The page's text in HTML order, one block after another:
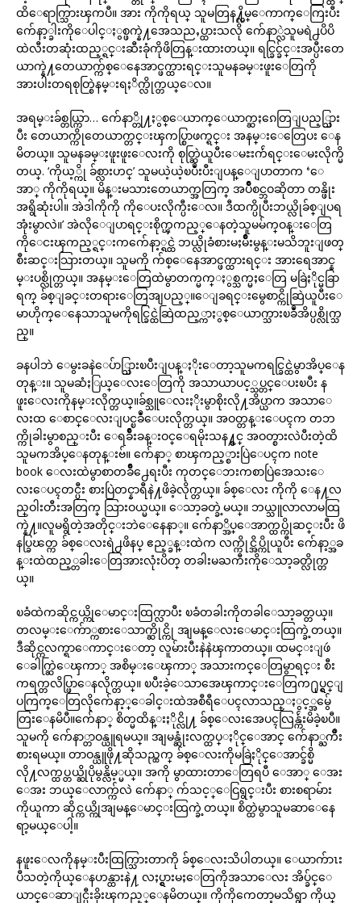
ထိေရာက္သြားၾကပီ။ အား ကိုကိုရယ္ သူမတြန႔္လိမ္ေကာက္ေကြးပီး
က်ေနာ့္ခါးကိုေပါင္ႏွစ္ဖက္နဲ႔အေသညႇပ္ထားသလို က်ေနာ္လဲသူမရဲ႕ပိပိ
ထဲလီးတဆုံးထည့္ရင္းဆီးခုံကိုဖိတြန္းထားတယ္။ ရင္ခြင္ခ်င္းအပ္ပီးတေ
ယာက္နဲ႔တေယာက္က်စ္ေနေအာင္ဖက္ထားရင္းသူမနခမ္းဖူးေတြကို
အားပါးတရစုတ္စြဲနမ္းရႈိက္လိုက္တယ္ေလ။
အရမ္းခ်စ္တယ္ကြာ… က်ေနာ္တို႔ႏွစ္ေယာက္ေယာက္ဆႏၵေတြျပည့္သြား
ပီး တေယာက္ကိုတေယာက္တင္းၾကပ္စြာဖက္ရင္း အနမ္းေတြေပး ေန
မိတယ္။ သူမနခမ္းဖူးဖူးေလးကို စုတ္ဆြဲယူပီးေမႊးက်ဴရင္းေမးလိုက္မိ
တယ္. ‘ကိုယ့္ကို ခ်စ္လားဟင္’ သူမယဲ့ယဲ့ၿပဳံးပီးျပန္ေျပာတာက ‘ေ
အာ္ ကိုကိုရယ္။ မိန္းမသားတေယာက္အတြက္ အပ်ိဳစင္ဘဝဆိုတာ တန္ဖိုး
အရွိဆုံးပါ။ အဲဒါကိုကို ကိုေပးလိုက္ပီးေလ။ ဒီထက္ပိုပီးဘယ္လိုခ်စ္ျပရ
အုံးမွာလဲ။’ အဲလိုေျပာရင္းစိုက္ၾကည့္ေနတဲ့သူမမ်က္ဝန္းေတြ
ကိုေငးၾကည့္ရင္းကက်ေနာ့္ရင္ထဲ ဘယ္လိုခံစားမႈမ်ိဳးမွန္းမသိဘူးျဖတ္
စီးဆင္းသြားတယ္။ သူမကို က်စ္ေနေအာင္ဖက္ထားရင္း အားရေအာင္န
မ္းပစ္လိုက္တယ္။ အနမ္းေတြထဲမွာတက္မက္ႏွစ္သက္မႈေတြ မခြဲႏိုင္မခြာ
ရက္ ခ်စ္ျခင္းတရားေတြအျပည့္။ေျခရင္းမွေစာင္ကိုဆြဲယူပီးေ
မာဟိုက္ေနေသာသူမကိုရင္ခြင္ထဲဆြဲထည့္ကာႏွစ္ေယာက္သားၿခဳံအိပ္ပစ္လိုက္သ
ည္။
ခနပါဘဲ ေမွးခနဲေပ်ာ္သြားၿပီးျပန္ႏိုးေတာ့သူမကရင္ခြင္ထဲမွာအိပ္ေန
တုန္း။ သူမဆံႏြယ္ေလးေတြကို အသာယာပင့္သပ္တင္ေပးၿပီး န
ဖူးေလးကိုနမ္းလိုက္တယ္။ခ်စ္သူေလးႏိုးမွာစိုးလို႔အိပ္ယာက အသာေ
လးထ ေစာင္ေလးျပင္ၿခဳံေပးလိုက္တယ္။ အဝတ္တန္းေပၚက တဘ
က္ကိုခါးမွာစည္းပီး ေရခ်ိဳးခန္းဝင္ေရမိုးသန႔္စင္ အဝတ္စားလဲပီးတဲ့ထိ
သူမကအိပ္ေနတုန္းဗ်။ က်ေနာ္ စာၾကည့္စားပြဲေပၚက note
book ေလးထဲမွာစာတခ်ိဳ႕ေရးပီး ကုတင္ေဘးကစာပြဲအေသးေ
လးေပၚတင္ပီး စားပြဲတင္နာရီနဲ႔ဖိခဲ့လိုက္တယ္။ ခ်စ္ေလး ကိုကို ေန႔လ
ည္ဝါးတီးအတြက္ သြားဝယ္မယ္။ ေသာ့ခတ္ခဲ့မယ္။ ဘယ္သူလာလာမထြ
က္နဲ႔။လူမရွိတဲ့အတိုင္းဘဲေနေနာ္။ က်ေနာ္အိပ္ေအာက္ထပ္ကိုဆင္းပီး ဖိ
နပ္ခြၽတ္က ခ်စ္ေလးရဲ႕ဖိနပ္ ဧည့္ခန္းထဲက လက္ကိုင္အိပ္ကိုယူပီး က်ေနာ့္အခ
န္းထဲထည့္တခါးေတြအားလုံးပိတ္ တခါးမႀကီးကိုေသာ့ခတ္လိုက္တ
ယ္။
ၿခံထဲကဆိုင္ကယ္ကိုေမာင္းထြက္လာပီး ၿခံတခါးကိုတခါေသာ့ခတ္တယ္။
တလမ္းေက်ာ္ကစားေသာက္ဆိုင္ကို အျမန္ေလးေမာင္းထြက္ခဲ့တယ္။
ဒီဆိုင္ကလက္ရာေကာင္းေတာ့ လူမ်ားပီးနဲနဲၾကာတယ္။ ထမင္းျဖဴ
ေခါက္ဆြဲေၾကာ္ အစိမ္းေၾကာ္ အသားကင္ေတြမွာရင္း စီး
ကရက္တလိပ္ဖြာေနလိုက္တယ္။ ၿပီးခဲ့ေသာအေၾကာင္းေတြက႐ုပ္ရွင္ျ
ပကြက္ေတြလိုက်ေနာ့္ေခါင္းထဲအစီရီေပၚလာသည္ႏွင့္အမွ်ေ
တြးေနမိပီ။က်ေနာ္ စိတ္မထိန္းႏိုင္လို႔ ခ်စ္ေလးအေပၚလြန္က်ဴးမိခဲ့ၿပီ။
သူမကို က်ေနာ္တာဝန္ယူရမယ္။ အျမန္ဆုံးလက္ထပ္ႏိုင္ေအာင္ က်ေနာ္ႀကိဳး
စားရမယ္။ တာဝန္ယူဖို႔ဆိုသည္ထက္ ခ်စ္ေလးကိုမခြဲႏိုင္ေအာင္ခ်စ္မိ
လို႔လက္ထပ္တယ္ဆိုပိုမွန္လိမ့္မယ္။ အကို မွာထားတာေတြရပီ ေအာ္ ေအး
ေအး ဘယ္ေလာက္က်လဲ က်ေနာ္ က်သင့္ေငြရွင္းပီး စားစရာမ်ား
ကိုယူကာ ဆိုင္ကယ္ကိုအျမန္ေမာင္းထြက္ခဲ့တယ္။ စိတ္ထဲမွာသူမဆာေနေ
ရာ့မယ္ေပါ့။
နဖူးေလကိုနမ္းပီးထြက္သြားတာကို ခ်စ္ေလးသိပါတယ္။ ေယာက်ာၤး
ပီသတဲ့ကိုယ္ေနဟန္ထားနဲ႔ လႈပ္ရွားမႈေတြကိုအသာေလး အိပ္ခ်င္ေ
ယာင္ေဆာျင္ပီးခိုးၾကည့္ေနမိတယ္။ ကိုကိုကေတာ့မသိရွာ ကိုယ္